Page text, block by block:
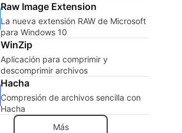
Raw Image Extension
La nueva extensión RAW de Microsoft
para Windows 10
WinZip
Aplicación para comprimir y
descomprimir archivos
Hacha
Compresión de archivos sencilla con
Hacha
Más